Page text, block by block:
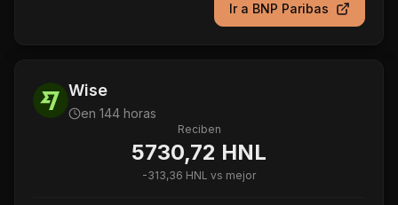
Ir a BNP Paribas
Wise
en 144 horas
Reciben
5730,72 HNL
-313,36 HNL vs mejor